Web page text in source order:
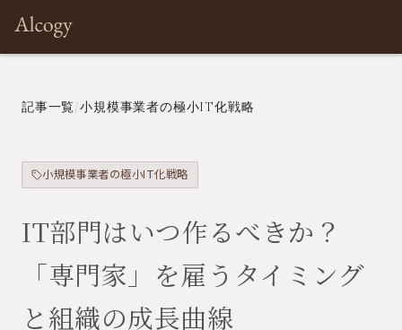
記事一覧/小規模事業者の極小IT化戦略
小規模事業者の極小IT化戦略
IT部門はいつ作るべきか？
「専門家」を雇うタイミング
と組織の成長曲線